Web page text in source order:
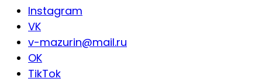
Instagram
VK
v-mazurin@mail.ru
OK
TikTok